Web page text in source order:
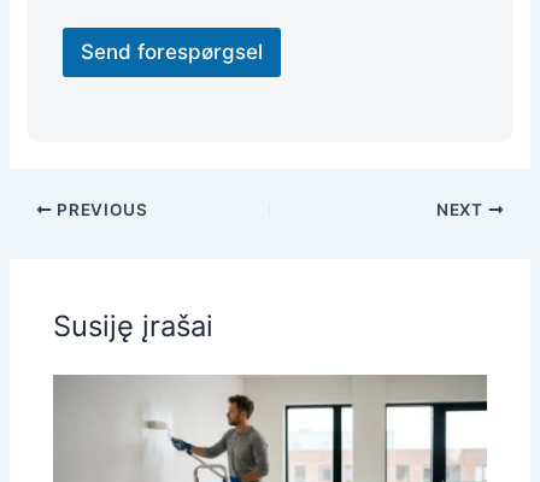
l
e
Send forespørgsel
PREVIOUS NEXT
Susiję įrašai